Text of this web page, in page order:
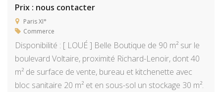
Prix : nous contacter
Paris XI°
Commerce
Disponibilité : [ LOUÉ ] Belle Boutique de 90 m² sur le
boulevard Voltaire, proximité Richard-Lenoir, dont 40
m² de surface de vente, bureau et kitchenette avec
bloc sanitaire 20 m² et en sous-sol un stockage 30 m².